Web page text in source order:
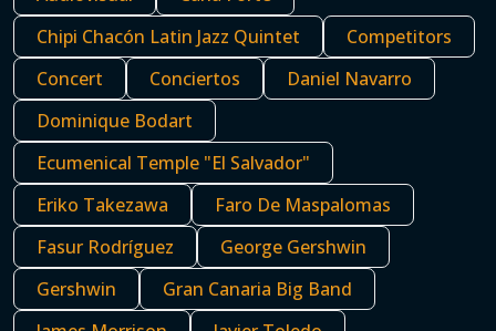
Chipi Chacón Latin Jazz Quintet
Competitors
Concert
Conciertos
Daniel Navarro
Dominique Bodart
Ecumenical Temple "El Salvador"
Eriko Takezawa
Faro De Maspalomas
Fasur Rodríguez
George Gershwin
Gershwin
Gran Canaria Big Band